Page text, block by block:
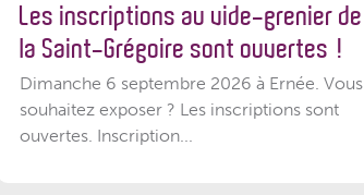
Les inscriptions au vide-grenier de
la Saint-Grégoire sont ouvertes !
Dimanche 6 septembre 2026 à Ernée. Vous
souhaitez exposer ? Les inscriptions sont
ouvertes. Inscription...